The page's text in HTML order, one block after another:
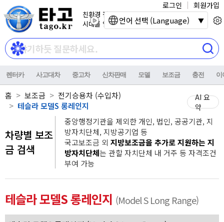
친환경 전기자동차
시대를 열어갑니다.
로그인 회원가입
렌터카 사고대차 중고차 신차판매 모델 보조금 충전 이
홈 보조금
전기승용차 (수입차)
테슬라 모델S 롱레인지
AI 요
약
차량별 보조
금 검색
중앙행정기관을 제외한 개인, 법인, 공공기관, 지
방자치단체, 지방공기업 등
국고보조금 외 지방보조금을 추가로 지원하는 지
방자치단체는 관할 자치단체 내 거주 등 자격조건
부여 가능
테슬라 모델S 롱레인지 (Model S Long Range)
언어 선택 (Language)